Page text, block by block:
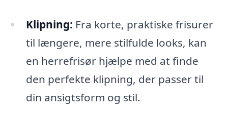
Klipning: Fra korte, praktiske frisurer
til længere, mere stilfulde looks, kan
en herrefrisør hjælpe med at finde
den perfekte klipning, der passer til
din ansigtsform og stil.